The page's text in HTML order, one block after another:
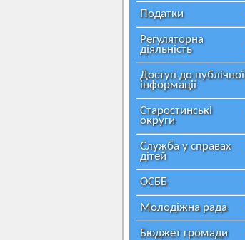
Податки
Регуляторна
діяльність
Доступ до публічної
інформації
Старостинські
округи
Служба у справах
дітей
ОСББ
Молодіжна рада
Бюджет громади